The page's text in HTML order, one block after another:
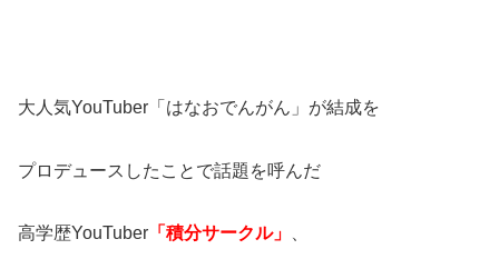
大人気YouTuber「はなおでんがん」が結成を
プロデュースしたことで話題を呼んだ
高学歴YouTuber 「積分サークル」 、